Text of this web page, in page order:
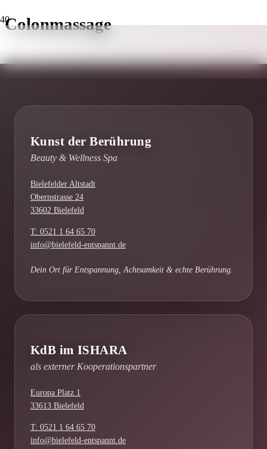
Colonmassage
Kunst der Berührung
Beauty & Wellness Spa
Bielefelder Altstadt
Obernstrasse 24
33602 Bielefeld
T: 0521 1 64 65 70
info@bielefeld-entspannt.de
Dein Ort für Entspannung, Achtsamkeit & echte Berührung.
KdB im ISHARA
als externer Kooperationspartner
Europa Platz 1
33613 Bielefeld
T: 0521 1 64 65 70
info@bielefeld-entspannt.de